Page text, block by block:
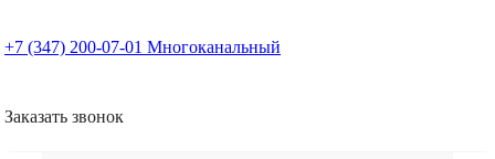
+7 (347) 200-07-01 Многоканальный
Заказать звонок